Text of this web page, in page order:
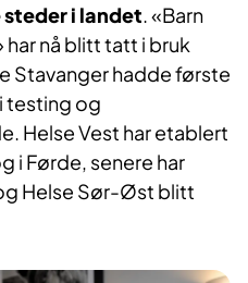
steder i landet. «Barn
nå blitt tatt i bruk
Stavanger hadde første
testing og
Helse Vest har etablert
i Førde, senere har
Helse Sør-Øst blitt